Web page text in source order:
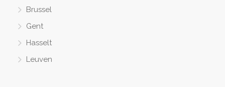
Brussel
Gent
Hasselt
Leuven